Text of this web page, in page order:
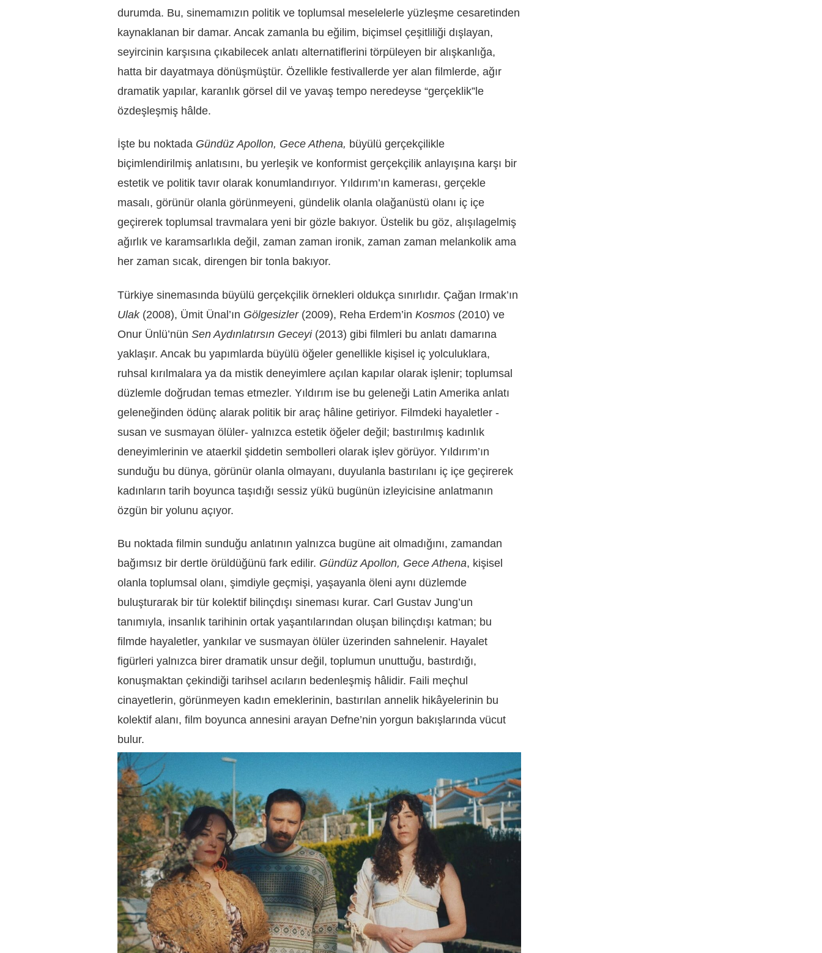
durumda. Bu, sinemamızın politik ve toplumsal meselelerle yüzleşme cesaretinden
kaynaklanan bir damar. Ancak zamanla bu eğilim, biçimsel çeşitliliği dışlayan,
seyircinin karşısına çıkabilecek anlatı alternatiflerini törpüleyen bir alışkanlığa,
hatta bir dayatmaya dönüşmüştür. Özellikle festivallerde yer alan filmlerde, ağır
dramatik yapılar, karanlık görsel dil ve yavaş tempo neredeyse “gerçeklik”le
özdeşleşmiş hâlde.
İşte bu noktada Gündüz Apollon, Gece Athena, büyülü gerçekçilikle
biçimlendirilmiş anlatısını, bu yerleşik ve konformist gerçekçilik anlayışına karşı bir
estetik ve politik tavır olarak konumlandırıyor. Yıldırım’ın kamerası, gerçekle
masalı, görünür olanla görünmeyeni, gündelik olanla olağanüstü olanı iç içe
geçirerek toplumsal travmalara yeni bir gözle bakıyor. Üstelik bu göz, alışılagelmiş
ağırlık ve karamsarlıkla değil, zaman zaman ironik, zaman zaman melankolik ama
her zaman sıcak, direngen bir tonla bakıyor.
Türkiye sinemasında büyülü gerçekçilik örnekleri oldukça sınırlıdır. Çağan Irmak’ın
Ulak(2008), Ümit Ünal’ın Gölgesizler(2009), Reha Erdem’in Kosmos (2010) ve
Onur Ünlü’nün Sen Aydınlatırsın Geceyi(2013) gibi filmleri bu anlatı damarına
yaklaşır. Ancak bu yapımlarda büyülü öğeler genellikle kişisel iç yolculuklara,
ruhsal kırılmalara ya da mistik deneyimlere açılan kapılar olarak işlenir; toplumsal
düzlemle doğrudan temas etmezler. Yıldırım ise bu geleneği Latin Amerika anlatı
geleneğinden ödünç alarak politik bir araç hâline getiriyor. Filmdeki hayaletler -
susan ve susmayan ölüler- yalnızca estetik öğeler değil; bastırılmış kadınlık
deneyimlerinin ve ataerkil şiddetin sembolleri olarak işlev görüyor. Yıldırım’ın
sunduğu bu dünya, görünür olanla olmayanı, duyulanla bastırılanı iç içe geçirerek
kadınların tarih boyunca taşıdığı sessiz yükü bugünün izleyicisine anlatmanın
özgün bir yolunu açıyor.
Bu noktada filmin sunduğu anlatının yalnızca bugüne ait olmadığını, zamandan
bağımsız bir dertle örüldüğünü fark edilir. Gündüz Apollon, Gece Athena, kişisel
olanla toplumsal olanı, şimdiyle geçmişi, yaşayanla öleni aynı düzlemde
buluşturarak bir tür kolektif bilinçdışı sineması kurar. Carl Gustav Jung’un
tanımıyla, insanlık tarihinin ortak yaşantılarından oluşan bilinçdışı katman; bu
filmde hayaletler, yankılar ve susmayan ölüler üzerinden sahnelenir. Hayalet
figürleri yalnızca birer dramatik unsur değil, toplumun unuttuğu, bastırdığı,
konuşmaktan çekindiği tarihsel acıların bedenleşmiş hâlidir. Faili meçhul
cinayetlerin, görünmeyen kadın emeklerinin, bastırılan annelik hikâyelerinin bu
kolektif alanı, film boyunca annesini arayan Defne’nin yorgun bakışlarında vücut
bulur.